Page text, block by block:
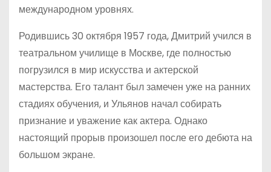
международном уровнях.
Родившись 30 октября 1957 года, Дмитрий учился в
театральном училище в Москве, где полностью
погрузился в мир искусства и актерской
мастерства. Его талант был замечен уже на ранних
стадиях обучения, и Ульянов начал собирать
признание и уважение как актера. Однако
настоящий прорыв произошел после его дебюта на
большом экране.